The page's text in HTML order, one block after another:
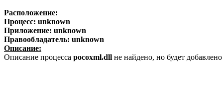
Расположение:
Процесс: unknown
Приложение: unknown
Правообладатель: unknown
Описание:
Описание процесса pocoxml.dll не найдено, но будет